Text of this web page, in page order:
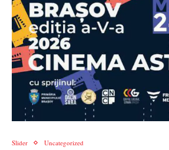
Slider Uncategorized